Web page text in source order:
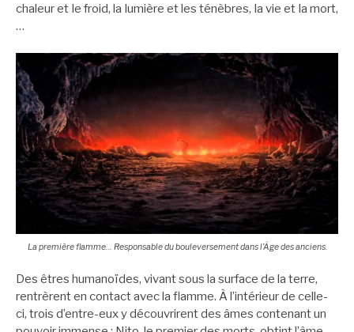
chaleur et le froid, la lumière et les ténèbres, la vie et la mort,
…
La première flamme… Responsable du bouleversement dans l’Âge des anciens.
Des êtres humanoïdes, vivant sous la surface de la terre,
rentrèrent en contact avec la flamme. À l’intérieur de celle-
ci, trois d’entre-eux y découvrirent des âmes contenant un